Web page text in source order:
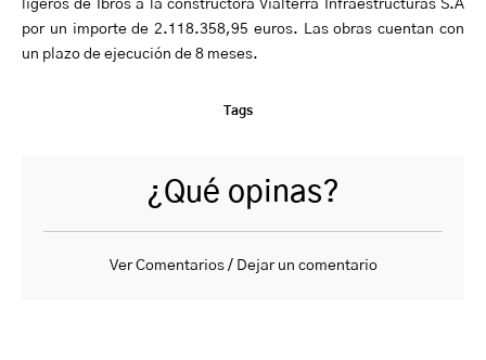
ligeros de Ibros a la constructora Vialterra Infraestructuras S.A
por un importe de 2.118.358,95 euros. Las obras cuentan con
un plazo de ejecución de 8 meses.
Tags
¿Qué opinas?
Ver Comentarios / Dejar un comentario